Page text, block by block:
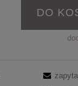
DO